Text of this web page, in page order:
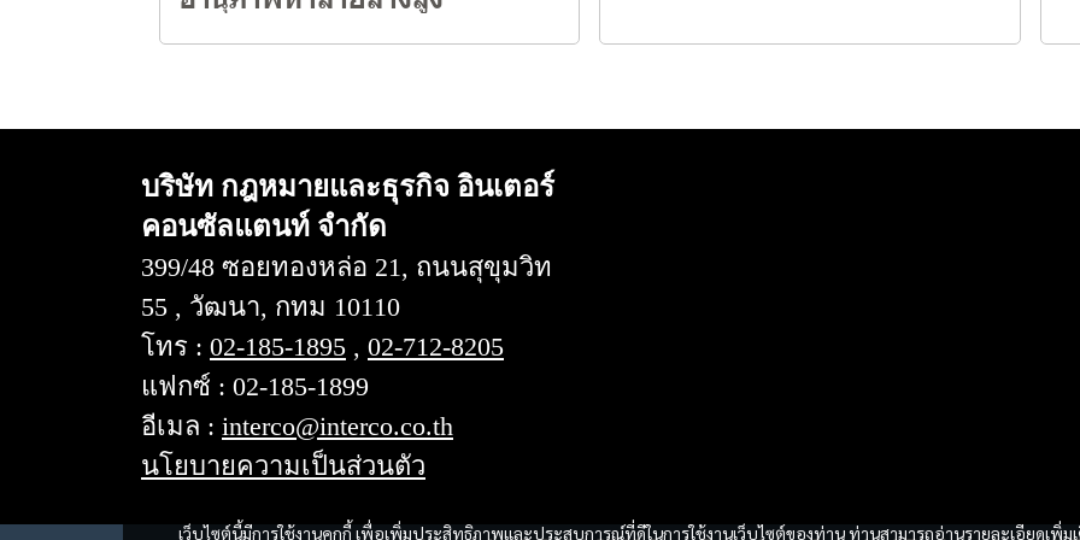
เว็บไซต์นี้มีการใช้งานคุกกี้ เพื่อเพิ่มประสิทธิภาพและประสบการณ์ที่ดีในการใช้งานเว็บไซต์ของท่าน ท่านสามารถอ่านรายละเอียดเพิ่ม
บริษัท กฎหมายและธุรกิจ อินเตอร์
คอนซัลแตนท์ จำกัด
399/48 ซอยทองหล่อ 21, ถนนสุขุมวิท
55 , วัฒนา, กทม 10110
โทร : 02-185-1895 , 02-712-8205
แฟกซ์ : 02-185-1899
อีเมล : interco@interco.co.th
นโยบายความเป็นส่วนตัว